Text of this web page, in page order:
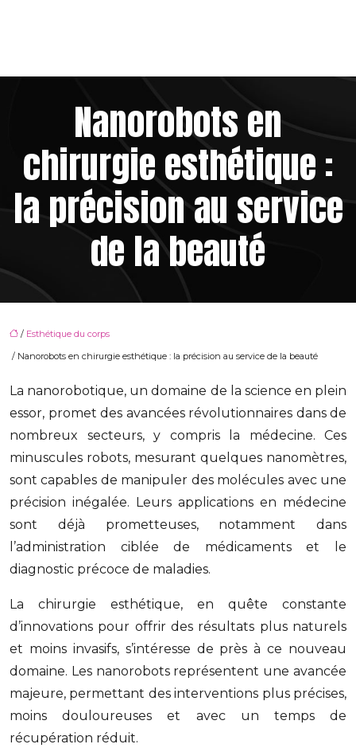
Nanorobots en
chirurgie esthétique :
la précision au service
de la beauté
/ Esthétique du corps
/ Nanorobots en chirurgie esthétique : la précision au service de la beauté
La nanorobotique, un domaine de la science en plein
essor, promet des avancées révolutionnaires dans de
nombreux secteurs, y compris la médecine. Ces
minuscules robots, mesurant quelques nanomètres,
sont capables de manipuler des molécules avec une
précision inégalée. Leurs applications en médecine
sont déjà prometteuses, notamment dans
l’administration ciblée de médicaments et le
diagnostic précoce de maladies.
La chirurgie esthétique, en quête constante
d’innovations pour offrir des résultats plus naturels
et moins invasifs, s’intéresse de près à ce nouveau
domaine. Les nanorobots représentent une avancée
majeure, permettant des interventions plus précises,
moins douloureuses et avec un temps de
récupération réduit.